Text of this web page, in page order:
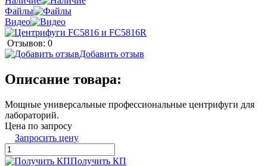
Файлы
Видео
Отзывов: 0
Добавить отзыв
Описание товара:
Мощные универсальные профессиональные центрифуги для
лабораторий.
Цена по запросу
Запросить цену
Получить КП